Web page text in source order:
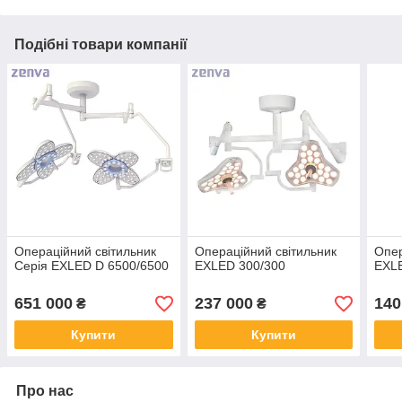
Подібні товари компанії
Операційний світильник
Серія EXLED D 6500/6500
651 000 ₴
Купити
Операційний світильник
EXLED 300/300
237 000₴
Купити
Про нас